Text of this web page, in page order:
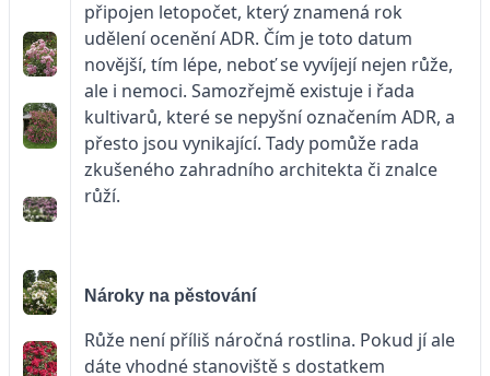
připojen letopočet, který znamená rok
udělení ocenění ADR. Čím je toto datum
novější, tím lépe, neboť se vyvíjejí nejen růže,
ale i nemoci. Samozřejmě existuje i řada
kultivarů, které se nepyšní označením ADR, a
přesto jsou vynikající. Tady pomůže rada
zkušeného zahradního architekta či znalce
růží.
Nároky na pěstování
Růže není příliš náročná rostlina. Pokud jí ale
dáte vhodné stanoviště s dostatkem